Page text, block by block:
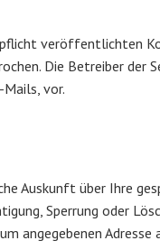
veröffentlichten
Die Betreiber der
vor.
Auskunft über Ihre
Sperrung oder
angegebenen Adresse